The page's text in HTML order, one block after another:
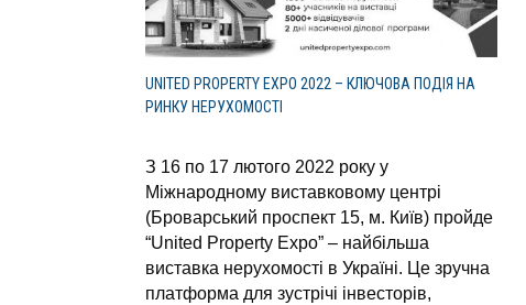
UNITED PROPERTY EXPO 2022 – КЛЮЧОВА ПОДІЯ НА
РИНКУ НЕРУХОМОСТІ
З 16 по 17 лютого 2022 року у
Міжнародному виставковому центрі
(Броварський проспект 15, м. Київ) пройде
“United Property Expo” – найбільша
виставка нерухомості в Україні. Це зручна
платформа для зустрічі інвесторів,